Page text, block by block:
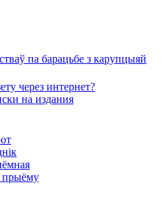
па барацьбе з карупцыяй
через интернет?
на издания
прыёму